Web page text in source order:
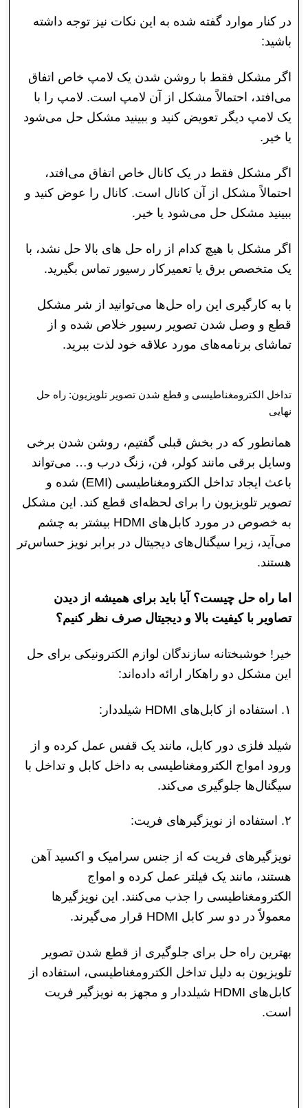
در کنار موارد گفته شده به این نکات نیز توجه داشته
باشید:
اگر مشکل فقط با روشن شدن یک لامپ خاص اتفاق
می‌افتد، احتمالاً مشکل از آن لامپ است. لامپ را با
یک لامپ دیگر تعویض کنید و ببینید مشکل حل می‌شود
یا خیر.
اگر مشکل فقط در یک کانال خاص اتفاق می‌افتد،
احتمالاً مشکل از آن کانال است. کانال را عوض کنید و
ببینید مشکل حل می‌شود یا خیر.
اگر مشکل با هیچ کدام از راه حل های بالا حل نشد، با
یک متخصص برق یا تعمیرکار رسیور تماس بگیرید.
با به کارگیری این راه حل‌ها می‌توانید از شر مشکل
قطع و وصل شدن تصویر رسیور خلاص شده و از
تماشای برنامه‌های مورد علاقه خود لذت ببرید.
تداخل الکترومغناطیسی و قطع شدن تصویر تلویزیون: راه حل
نهایی
همانطور که در بخش قبلی گفتیم، روشن شدن برخی
وسایل برقی مانند کولر، فن، زنگ درب و… می‌تواند
باعث ایجاد تداخل الکترومغناطیسی (EMI) شده و
تصویر تلویزیون را برای لحظه‌ای قطع کند. این مشکل
به خصوص در مورد کابل‌های HDMI بیشتر به چشم
می‌آید، زیرا سیگنال‌های دیجیتال در برابر نویز حساس‌تر
هستند.
اما راه حل چیست؟ آیا باید برای همیشه از دیدن
تصاویر با کیفیت بالا و دیجیتال صرف نظر کنیم؟
خیر! خوشبختانه سازندگان لوازم الکترونیکی برای حل
این مشکل دو راهکار ارائه داده‌اند:
۱. استفاده از کابل‌های HDMI شیلددار:
شیلد فلزی دور کابل، مانند یک قفس عمل کرده و از
ورود امواج الکترومغناطیسی به داخل کابل و تداخل با
سیگنال‌ها جلوگیری می‌کند.
۲. استفاده از نویزگیرهای فریت:
نویزگیرهای فریت که از جنس سرامیک و اکسید آهن
هستند، مانند یک فیلتر عمل کرده و امواج
الکترومغناطیسی را جذب می‌کنند. این نویزگیرها
معمولاً در دو سر کابل HDMI قرار می‌گیرند.
بهترین راه حل برای جلوگیری از قطع شدن تصویر
تلویزیون به دلیل تداخل الکترومغناطیسی، استفاده از
کابل‌های HDMI شیلددار و مجهز به نویزگیر فریت
است.